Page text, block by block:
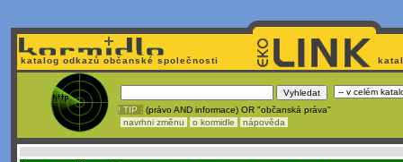
katalog odkazů občanské společnosti
! TIP : (právo AND informace) OR "občanská práva"
navrhni změnu
o kormidle nápověda